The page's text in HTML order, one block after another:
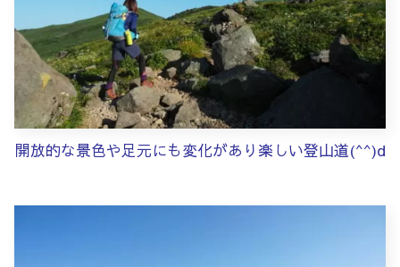
開放的な景色や足元にも変化があり楽しい登山道(^^)d